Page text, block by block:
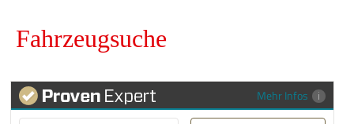
Fahrzeugsuche
Mehr Infos